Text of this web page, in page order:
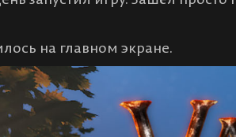
на главном экране.